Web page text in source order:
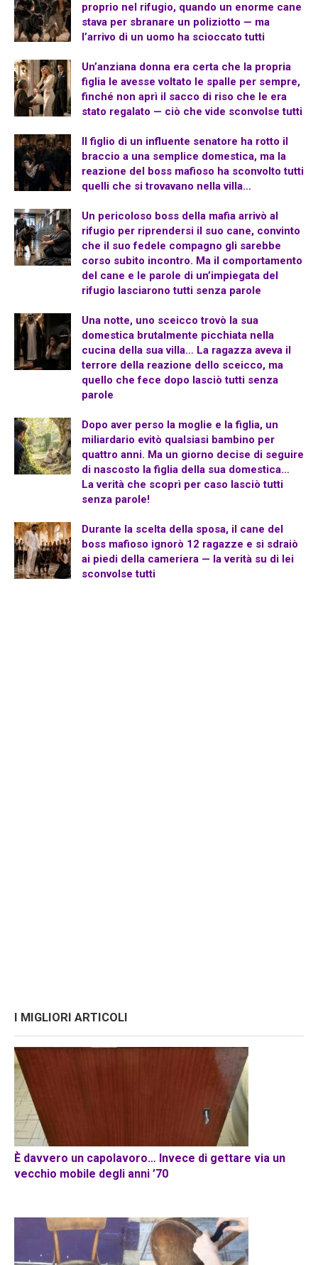
proprio nel rifugio, quando un enorme cane
stava per sbranare un poliziotto — ma
l’arrivo di un uomo ha scioccato tutti
Un’anziana donna era certa che la propria
figlia le avesse voltato le spalle per sempre,
finché non aprì il sacco di riso che le era
stato regalato — ciò che vide sconvolse tutti
Il figlio di un influente senatore ha rotto il
braccio a una semplice domestica, ma la
reazione del boss mafioso ha sconvolto tutti
quelli che si trovavano nella villa…
Un pericoloso boss della mafia arrivò al
rifugio per riprendersi il suo cane, convinto
che il suo fedele compagno gli sarebbe
corso subito incontro. Ma il comportamento
del cane e le parole di un’impiegata del
rifugio lasciarono tutti senza parole
Una notte, uno sceicco trovò la sua
domestica brutalmente picchiata nella
cucina della sua villa… La ragazza aveva il
terrore della reazione dello sceicco, ma
quello che fece dopo lasciò tutti senza
parole
Dopo aver perso la moglie e la figlia, un
miliardario evitò qualsiasi bambino per
quattro anni. Ma un giorno decise di seguire
di nascosto la figlia della sua domestica…
La verità che scoprì per caso lasciò tutti
senza parole!
Durante la scelta della sposa, il cane del
boss mafioso ignorò 12 ragazze e si sdraiò
ai piedi della cameriera — la verità su di lei
sconvolse tutti
I MIGLIORI ARTICOLI
È davvero un capolavoro… Invece di gettare via un
vecchio mobile degli anni ’70